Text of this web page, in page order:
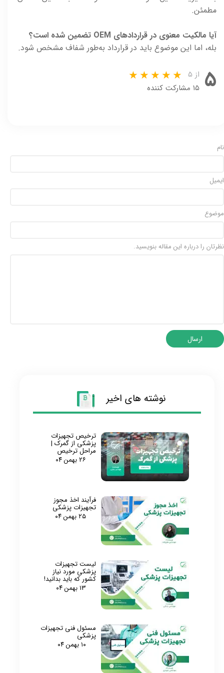
مطمئن.
آیا مالکیت معنوی در قراردادهای OEM تضمین شده است؟
بله، اما این موضوع باید در قرارداد به‌طور شفاف مشخص شود.
۵ از ۵
۱۵ مشارکت کننده
نام
ایمیل
موضوع
نظرتان را درباره این مقاله بنویسید.
ارسال
نوشته های اخیر
ترخیص تجهیزات
پزشکی از گمرک |
مراحل ترخیص
۲۶ بهمن ۰۴
فرآیند اخذ مجوز
تجهیزات پزشکی
۲۵ بهمن ۰۴
لیست تجهیزات
پزشکی مورد نیاز
کشور که باید بدانید!
۱۳ بهمن ۰۴
مسئول فنی تجهیزات
پزشکی
۱۰ بهمن ۰۴